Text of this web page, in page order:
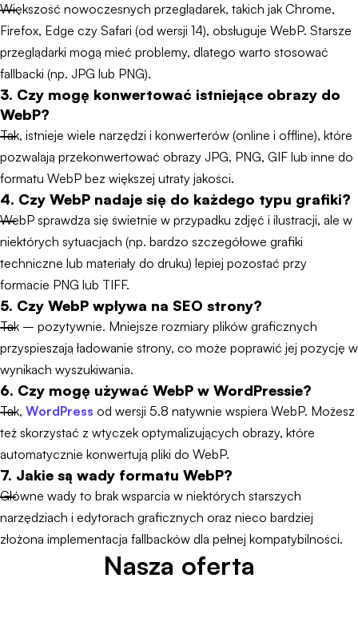
Większość nowoczesnych przeglądarek, takich jak Chrome,
Firefox, Edge czy Safari (od wersji 14), obsługuje WebP. Starsze
przeglądarki mogą mieć problemy, dlatego warto stosować
fallbacki (np. JPG lub PNG).
3. Czy mogę konwertować istniejące obrazy do
WebP?
Tak, istnieje wiele narzędzi i konwerterów (online i offline), które
pozwalają przekonwertować obrazy JPG, PNG, GIF lub inne do
formatu WebP bez większej utraty jakości.
4. Czy WebP nadaje się do każdego typu grafiki?
WebP sprawdza się świetnie w przypadku zdjęć i ilustracji, ale w
niektórych sytuacjach (np. bardzo szczegółowe grafiki
techniczne lub materiały do druku) lepiej pozostać przy
formacie PNG lub TIFF.
5. Czy WebP wpływa na SEO strony?
Tak – pozytywnie. Mniejsze rozmiary plików graficznych
przyspieszają ładowanie strony, co może poprawić jej pozycję w
wynikach wyszukiwania.
6. Czy mogę używać WebP w WordPressie?
Tak, WordPress od wersji 5.8 natywnie wspiera WebP. Możesz
też skorzystać z wtyczek optymalizujących obrazy, które
automatycznie konwertują pliki do WebP.
7. Jakie są wady formatu WebP?
Główne wady to brak wsparcia w niektórych starszych
narzędziach i edytorach graficznych oraz nieco bardziej
złożona implementacja fallbacków dla pełnej kompatybilności.
Nasza oferta